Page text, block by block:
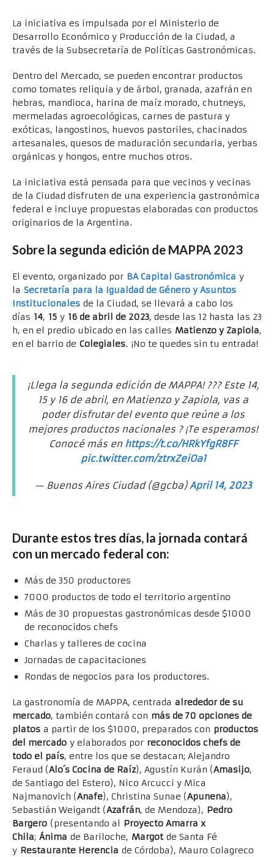
La iniciativa es impulsada por el Ministerio de
Desarrollo Económico y Producción de la Ciudad, a
través de la Subsecretaría de Políticas Gastronómicas.
Dentro del Mercado, se pueden encontrar productos
como tomates reliquia y de árbol, granada, azafrán en
hebras, mandioca, harina de maíz morado, chutneys,
mermeladas agroecológicas, carnes de pastura y
exóticas, langostinos, huevos pastoriles, chacinados
artesanales, quesos de maduración secundaria, yerbas
orgánicas y hongos, entre muchos otros.
La iniciativa está pensada para que vecinos y vecinas
de la Ciudad disfruten de una experiencia gastronómica
federal e incluye propuestas elaboradas con productos
originarios de la Argentina.
Sobre la segunda edición de MAPPA 2023
El evento, organizado por BA Capital Gastronómica y
la Secretaría para la Igualdad de Género y Asuntos
Institucionales de la Ciudad, se llevará a cabo los
días 14, 15 y 16 de abril de 2023, desde las 12 hasta las 23
h, en el predio ubicado en las calles Matienzo y Zapiola,
en el barrio de Colegiales. ¡No te quedes sin tu entrada!
¡Llega la segunda edición de MAPPA! ??? Este 14,
15 y 16 de abril, en Matienzo y Zapiola, vas a
poder disfrutar del evento que reúne a los
mejores productos nacionales ? ¡Te esperamos!
Conocé más en https://t.co/HRkYfgR8FF
pic.twitter.com/ztrxZeiOa1
— Buenos Aires Ciudad (@gcba)April 14, 2023
Durante estos tres días, la jornada contará
con un mercado federal con:
Más de 350 productores
7000 productos de todo el territorio argentino
Más de 30 propuestas gastronómicas desde $1000
de reconocidos chefs
Charlas y talleres de cocina
Jornadas de capacitaciones
Rondas de negocios para los productores.
La gastronomía de MAPPA, centrada alrededor de su
mercado, también contará con más de 70 opciones de
platos a partir de los $1000, preparados con productos
del mercado y elaborados por reconocidos chefs de
todo el país, entre los que se destacan; Alejandro
Feraud (Alo´s Cocina de Raíz), Agustín Kurán (Amasijo,
de Santiago del Estero), Nico Arcucci y Mica
Najmanovich (Anafe), Christina Sunae (Apunena),
Sebastián Weigandt (Azafrán, de Mendoza), Pedro
Bargero (presentando al
Proyecto Amarra x
Chila; Ánima de Bariloche, Margotde Santa Fé
y Restaurante Herencia de Córdoba), Mauro Colagreco